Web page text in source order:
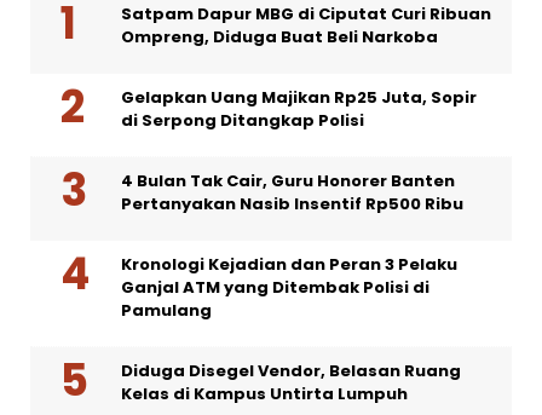
Satpam Dapur MBG di Ciputat Curi Ribuan
Ompreng, Diduga Buat Beli Narkoba
Gelapkan Uang Majikan Rp25 Juta, Sopir
di Serpong Ditangkap Polisi
4 Bulan Tak Cair, Guru Honorer Banten
Pertanyakan Nasib Insentif Rp500 Ribu
Kronologi Kejadian dan Peran 3 Pelaku
Ganjal ATM yang Ditembak Polisi di
Pamulang
Diduga Disegel Vendor, Belasan Ruang
Kelas di Kampus Untirta Lumpuh